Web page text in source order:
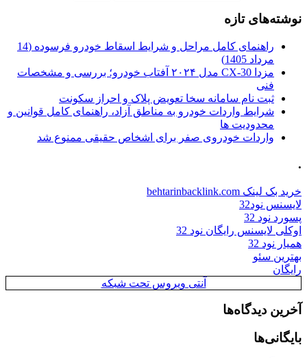
نوشته‌های تازه
راهنمای کامل مراحل و شرایط اسقاط خودرو فرسوده (14
مرداد 1405)
مزدا CX-30 مدل ۲۰۲۴ آفتاب خودرو؛ بررسی و مشخصات
فنی
ثبت نام سامانه سخا تعویض پلاک و احراز سکونت
شرایط واردات خودرو به مناطق آزاد، راهنمای کامل قوانین و
محدودیت ها
واردات خودروی صفر برای اشخاص حقیقی ممنوع شد
.
خرید بک لینک behtarinbacklink.com
لایسنس نود32
پسورد نود 32
اوکلی لایسنس رایگان نود 32
همیار نود 32
بهترین سئو
رایگان
آنتی ویروس تحت شبکه
آخرین دیدگاه‌ها
بایگانی‌ها